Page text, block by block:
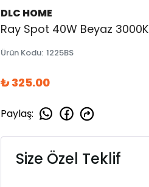
DLC HOME
Ray Spot 40W Beyaz 3000K
Ürün Kodu: 1225BS
₺ 325.00
Paylaş:
Size Özel Teklif